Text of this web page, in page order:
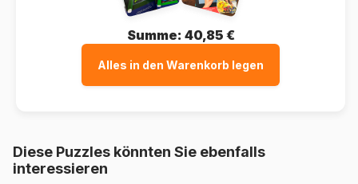
Summe: 40,85 €
Alles in den Warenkorb legen
Diese Puzzles könnten Sie ebenfalls
interessieren